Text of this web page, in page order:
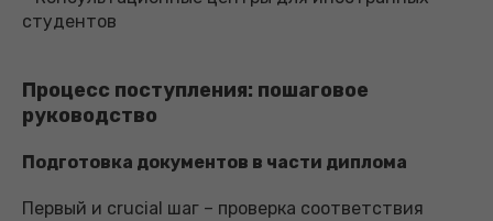
студентов
Процесс поступления: пошаговое
руководство
Подготовка документов в части диплома
Первый и crucial шаг – проверка соответствия